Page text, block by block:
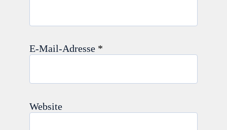
E-Mail-Adresse *
Website